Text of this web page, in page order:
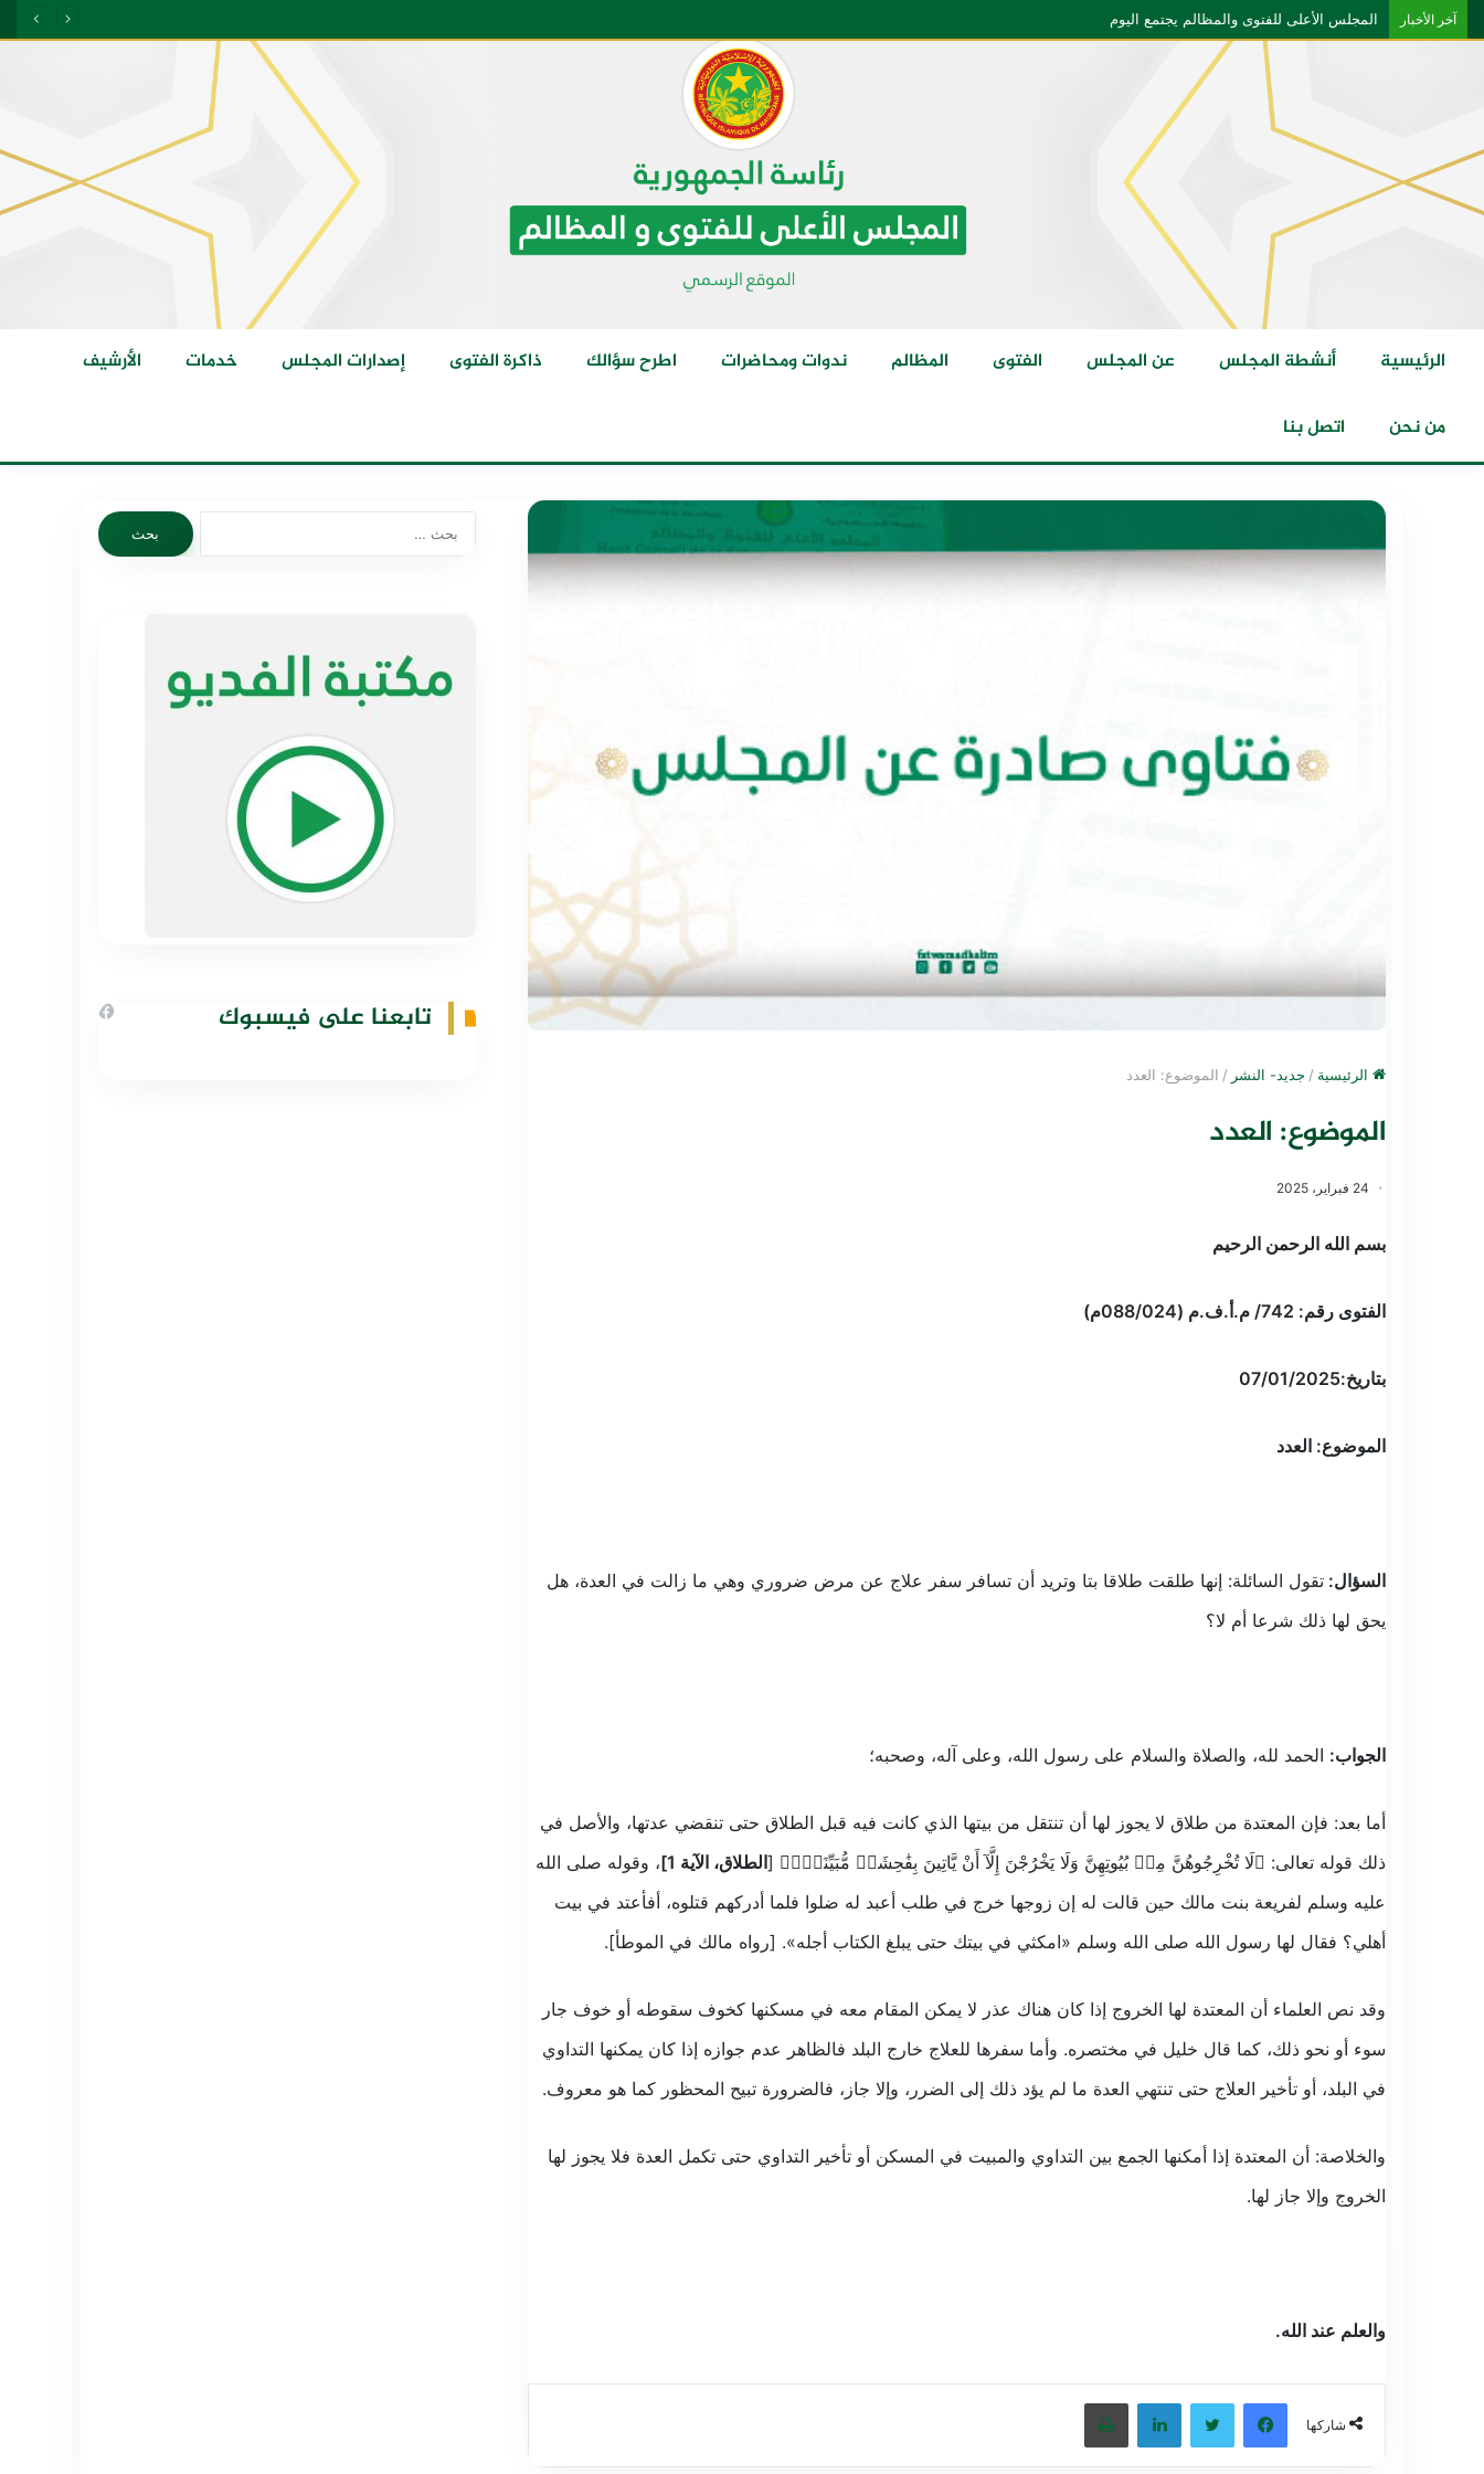
آخر الأخبار المجلس الأعلى للفتوى والمظالم يجتمع اليوم
الرئيسية أنشطة المجلس عن المجلس الفتوى المظالم ندوات ومحاضرات اطرح سؤالك ذاكرة الفتوى إصدارات المجلس خدمات الأرشيف
من نحن اتصل بنا
الرئيسية / جديد- النشر / الموضوع: العدد
الموضوع: العدد
24 فبراير، 2025
بسم الله الرحمن الرحيم
الفتوى رقم: 742/ م.أ.ف.م (088/024م)
بتاريخ:07/01/2025
الموضوع: العدد
السؤال: تقول السائلة: إنها طلقت طلاقا بتا وتريد أن تسافر سفر علاج عن مرض ضروري وهي ما زالت في العدة، هل
يحق لها ذلك شرعا أم لا؟
الجواب: الحمد لله، والصلاة والسلام على رسول الله، وعلى آله، وصحبه؛
أما بعد: فإن المعتدة من طلاق لا يجوز لها أن تنتقل من بيتها الذي كانت فيه قبل الطلاق حتى تنقضي عدتها، والأصل في
ذلك قوله تعالى: ﴿لَا تُخْرِجُوهُنَّ مِنۢ بُيُوتِهِنَّ وَلَا يَخْرُجْنَ إِلَّآ أَنْ يَّاتِينَ بِفَٰحِشَةٖ مُّبَيِّنَةٖۖ﴾ [الطلاق، الآية 1]
، وقوله صلى الله
عليه وسلم لفريعة بنت مالك حين قالت له إن زوجها خرج في طلب أعبد له ضلوا فلما أدركهم قتلوه، أفأعتد في بيت
أهلي؟ فقال لها رسول الله صلى الله وسلم «امكثي في بيتك حتى يبلغ الكتاب أجله». [رواه مالك في الموطأ].
وقد نص العلماء أن المعتدة لها الخروج إذا كان هناك عذر لا يمكن المقام معه في مسكنها كخوف سقوطه أو خوف جار
سوء أو نحو ذلك، كما قال خليل في مختصره. وأما سفرها للعلاج خارج البلد فالظاهر عدم جوازه إذا كان يمكنها التداوي
في البلد، أو تأخير العلاج حتى تنتهي العدة ما لم يؤد ذلك إلى الضرر، وإلا جاز، فالضرورة تبيح المحظور كما هو معروف.
والخلاصة: أن المعتدة إذا أمكنها الجمع بين التداوي والمبيت في المسكن أو تأخير التداوي حتى تكمل العدة فلا يجوز لها
الخروج وإلا جاز لها.
والعلم عند الله.
شاركها
فيسبوك تويتر لينكدإن طباعة
البحث
عن:
تابعنا على فيسبوك